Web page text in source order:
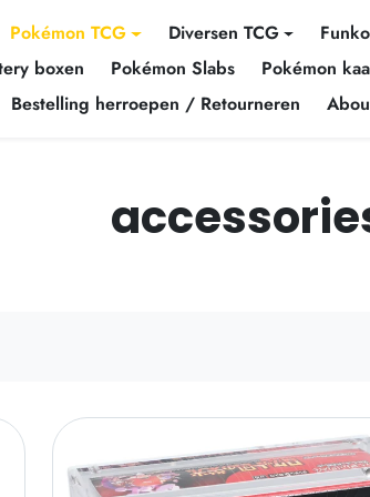
Pokémon TCG
Diversen TCG
boxen
Pokémon Slabs Pokémon
Bestelling herroepen / Retourneren